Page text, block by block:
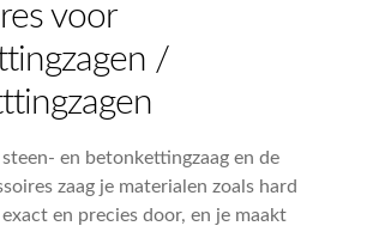
/ motorzagen
voor
/
en betonkettingzaag en de
zaag je materialen zoals hard
en precies door, en je maakt